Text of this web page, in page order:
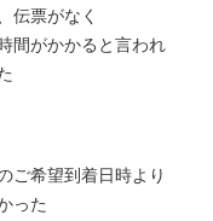
伝票がなく
間がかかると言われ
ご希望到着日時より
った